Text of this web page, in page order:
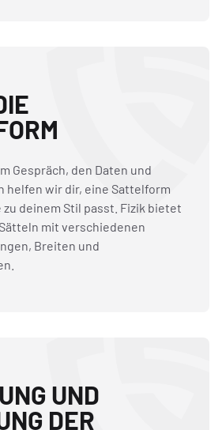
Gespräch, den Daten und
helfen wir dir, eine Sattelform
zu deinem Stil passt. Fizik bietet
mit verschiedenen
Breiten und
UND
DER